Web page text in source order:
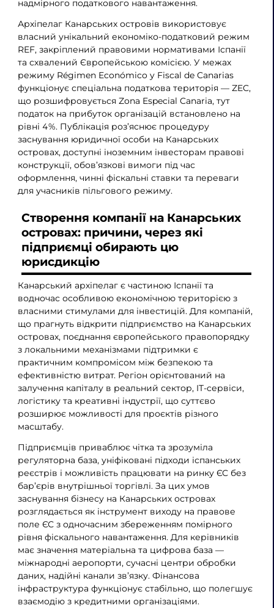
надмірного податкового навантаження.
Архіпелаг Канарських островів використовує
власний унікальний економіко-податковий режим
REF, закріплений правовими нормативами Іспанії
та схвалений Європейською комісією. У межах
режиму Régimen Económico y Fiscal de Canarias
функціонує спеціальна податкова територія — ZEC,
що розшифровується Zona Especial Canaria, тут
податок на прибуток організацій встановлено на
рівні 4%. Публікація роз’яснює процедуру
заснування юридичної особи на Канарських
островах, доступні іноземним інвесторам правові
конструкції, обов’язкові вимоги під час
оформлення, чинні фіскальні ставки та переваги
для учасників пільгового режиму.
Створення компанії на Канарських
островах: причини, через які
підприємці обирають цю
юрисдикцію
Канарський архіпелаг є частиною Іспанії та
водночас особливою економічною територією з
власними стимулами для інвестицій. Для компаній,
що прагнуть відкрити підприємство на Канарських
островах, поєднання європейського правопорядку
з локальними механізмами підтримки є
практичним компромісом між безпекою та
ефективністю витрат. Регіон орієнтований на
залучення капіталу в реальний сектор, IT-сервіси,
логістику та креативні індустрії, що суттєво
розширює можливості для проєктів різного
масштабу.
Підприємців приваблює чітка та зрозуміла
регуляторна база, уніфіковані підходи іспанських
реєстрів і можливість працювати на ринку ЄС без
бар’єрів внутрішньої торгівлі. За цих умов
заснування бізнесу на Канарських островах
розглядається як інструмент виходу на правове
поле ЄС з одночасним збереженням помірного
рівня фіскального навантаження. Для керівників
має значення матеріальна та цифрова база —
міжнародні аеропорти, сучасні центри обробки
даних, надійні канали зв’язку. Фінансова
інфраструктура функціонує стабільно, що полегшує
взаємодію з кредитними організаціями.